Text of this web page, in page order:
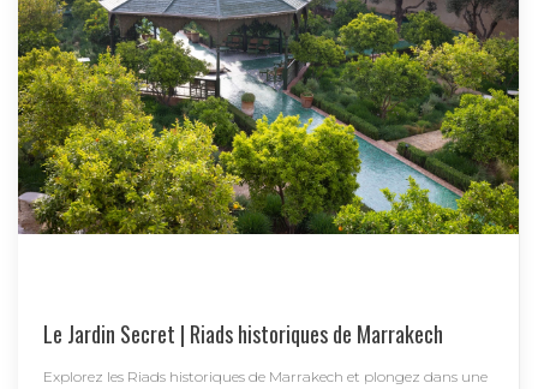
Le Jardin Secret | Riads historiques de Marrakech
Explorez les Riads historiques de Marrakech et plongez dans une